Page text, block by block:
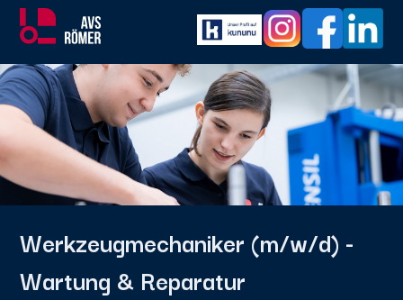
Werkzeugmechaniker (m/w/d) -
Wartung & Reparatur